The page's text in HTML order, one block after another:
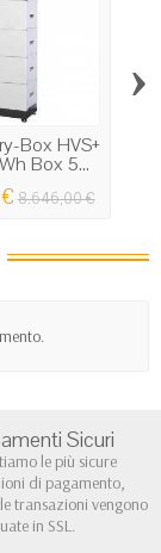
Box HVS+
Box 5...
8.646,00 €
›
Sicuri
le più sicure
di pagamento,
transazioni vengono
in SSL.